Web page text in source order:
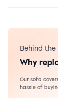
Behind the
Why
Our sofa
hassle of